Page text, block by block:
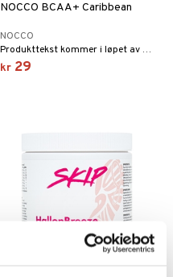
NOCCO BCAA+ Caribbean
NOCCO
Produkttekst kommer i løpet av kort tid
kr 29